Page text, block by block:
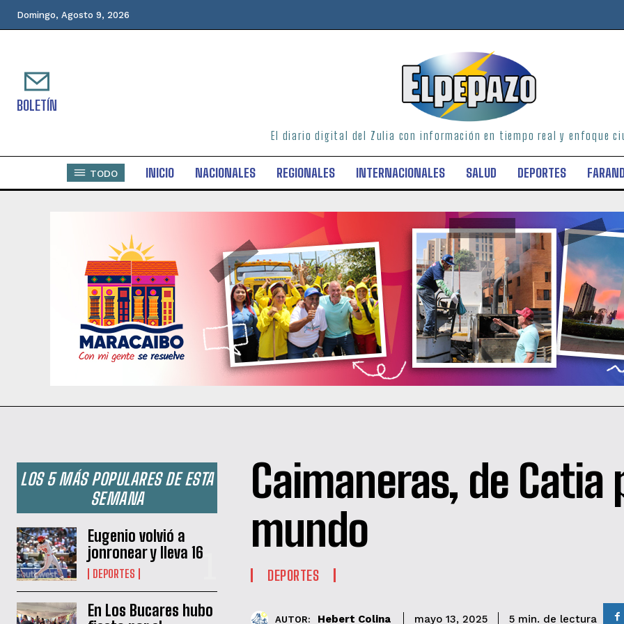
Domingo, Agosto 9, 2026
BOLETÍN
El diario digital del Zulia con información en tiempo real y enfoque
TODO INICIO NACIONALES REGIONALES INTERNACIONALES SALUD DEPORTES
LOS 5 MÁS POPULARES DE ESTA
SEMANA
Eugenio volvió a
jonronear y lleva 16
DEPORTES
En Los Bucares hubo
Caimaneras, de Catia
mundo
DEPORTES
AUTOR: Hebert Colina mayo 13, 2025 5 min. de lectura